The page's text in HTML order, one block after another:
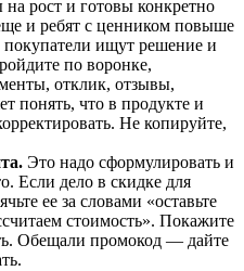
рост и готовы конкретно
и ребят с ценником повыше
ищут решение и
по воронке,
отклик, отзывы,
понять, что в продукте и
Не копируйте,
Это надо сформулировать и
Если дело в скидке для
ее за словами «оставьте
стоимость». Покажите
Обещали промокод — дайте